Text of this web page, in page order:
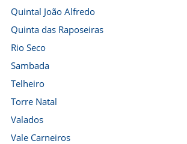
Quintal João Alfredo
Quinta das Raposeiras
Rio Seco
Sambada
Telheiro
Torre Natal
Valados
Vale Carneiros